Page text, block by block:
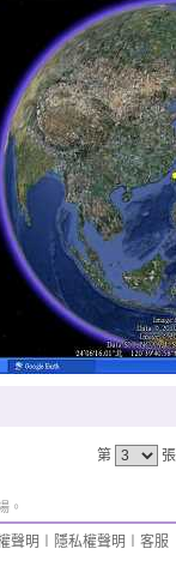
第
。
聲明 隱私權聲明 客服